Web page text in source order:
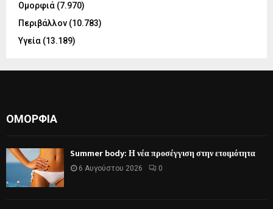
Ομορφιά (7.970)
Περιβάλλον (10.783)
Υγεία (13.189)
ΟΜΟΡΦΙΆ
Summer body: Η νέα προσέγγιση στην ετοιμότητα
6 Αυγούστου 2026 0